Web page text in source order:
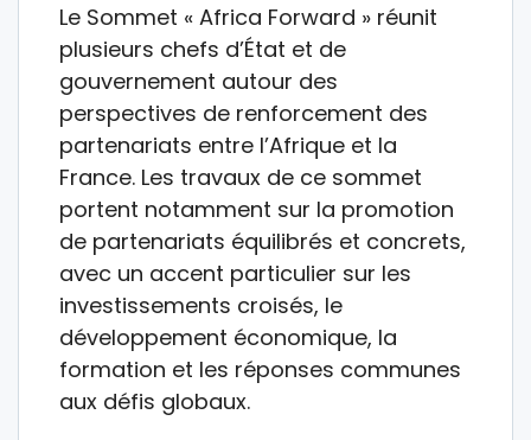
Le Sommet « Africa Forward » réunit
plusieurs chefs d’État et de
gouvernement autour des
perspectives de renforcement des
partenariats entre l’Afrique et la
France. Les travaux de ce sommet
portent notamment sur la promotion
de partenariats équilibrés et concrets,
avec un accent particulier sur les
investissements croisés, le
développement économique, la
formation et les réponses communes
aux défis globaux.